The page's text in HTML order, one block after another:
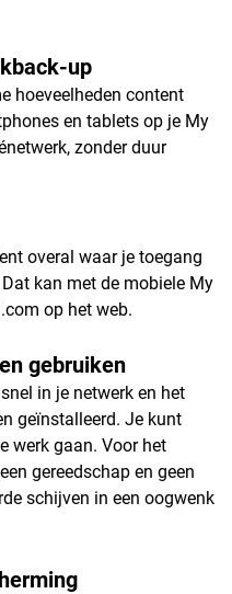
up
hoeveelheden content
en tablets op je My
zonder duur
overal waar je toegang
kan met de mobiele My
op het web.
gebruiken
in je netwerk en het
geïnstalleerd. Je kunt
werk gaan. Voor het
gereedschap en geen
schijven in een oogwenk